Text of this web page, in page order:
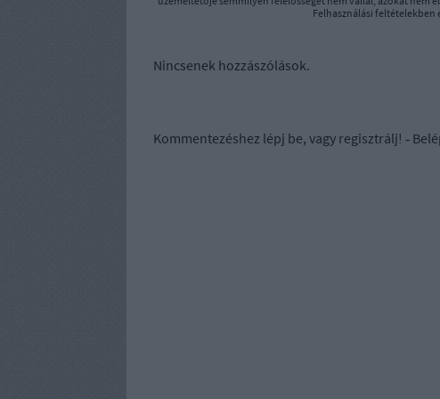
Felhasználási feltételekben
Nincsenek hozzászólások.
Kommentezéshez lépj be, vagy regisztrálj! ‐